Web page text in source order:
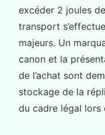
excéder 2 joules
transport
majeurs. Un
canon et la
de l’achat sont
stockage de la
du cadre légal lors